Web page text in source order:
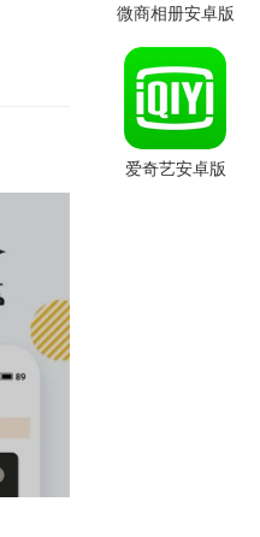
微商相册安卓版
爱奇艺安卓版